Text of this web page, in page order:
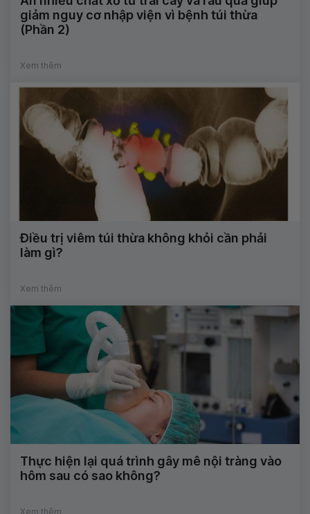
giảm nguy cơ nhập viện vì bệnh túi thừa
(Phần 2)
Xem thêm
Điều trị viêm túi thừa không khỏi cần phải
làm gì?
Xem thêm
Thực hiện lại quá trình gây mê nội tràng vào
hôm sau có sao không?
Xem thêm